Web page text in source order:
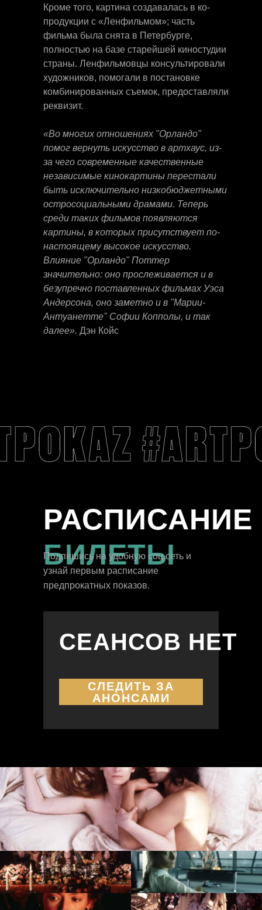
Кроме того, картина создавалась в ко-
продукции с «Ленфильмом»; часть
фильма была снята в Петербурге,
полностью на базе старейшей киностудии
страны. Ленфильмовцы консультировали
художников, помогали в постановке
комбинированных съемок, предоставляли
реквизит.
«Во многих отношениях "Орландо"
помог вернуть искусство в артхаус, из-
за чего современные качественные
независимые кинокартины перестали
быть исключительно низкобюджетными
остросоциальными драмами. Теперь
среди таких фильмов появляются
картины, в которых присутствует по-
настоящему высокое искусство.
Влияние "Орландо" Поттер
значительно: оно прослеживается и в
безупречно поставленных фильмах Уэса
Андерсона, оно заметно и в "Марии-
Антуанетте" Софии Копполы, и так
далее». Дэн Койс
ПОКАЗАТЬ
РАСПИСАНИЕ
БИЛЕТЫ
Подпишись на удобную соц.сеть и
узнай первым расписание
предпрокатных показов.
СЕАНСОВ НЕТ
СЛЕДИТЬ ЗА
АНОНСАМИ